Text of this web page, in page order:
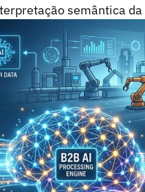
semântica